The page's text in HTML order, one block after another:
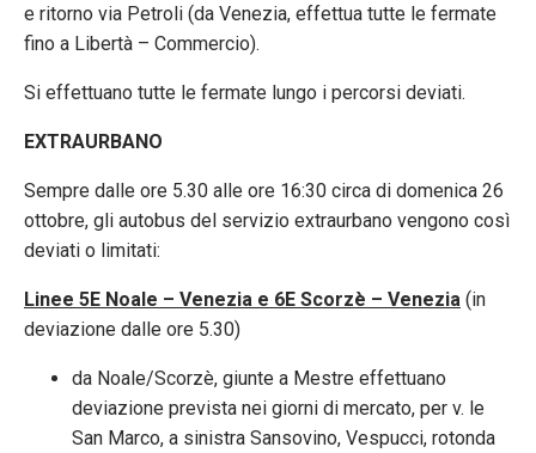
e ritorno via Petroli (da Venezia, effettua tutte le fermate
fino a Libertà – Commercio).
Si effettuano tutte le fermate lungo i percorsi deviati.
EXTRAURBANO
Sempre dalle ore 5.30 alle ore 16:30 circa di domenica 26
ottobre, gli autobus del servizio extraurbano vengono così
deviati o limitati:
Linee 5E Noale – Venezia e 6E Scorzè – Venezia (in
deviazione dalle ore 5.30)
da Noale/Scorzè, giunte a Mestre effettuano
deviazione prevista nei giorni di mercato, per v. le
San Marco, a sinistra Sansovino, Vespucci, rotonda